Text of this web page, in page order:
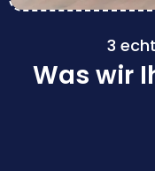
3
Was wir